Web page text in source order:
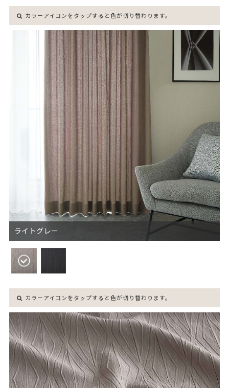
カラーアイコンをタップすると色が切り替わります。
ライトグレー
カラーアイコンをタップすると色が切り替わります。